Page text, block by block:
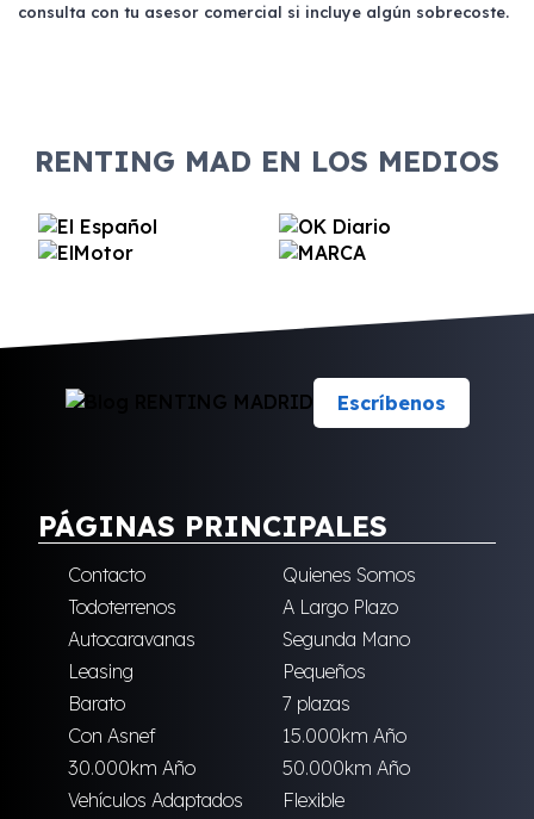
consulta con tu asesor comercial si incluye algún sobrecoste.
RENTING MAD EN LOS MEDIOS
Escríbenos
PÁGINAS PRINCIPALES
Contacto
Quienes Somos
Todoterrenos
A Largo Plazo
Autocaravanas
Segunda Mano
Leasing
Pequeños
Barato
7 plazas
Con Asnef
15.000km Año
30.000km Año
50.000km Año
Vehículos Adaptados
Flexible